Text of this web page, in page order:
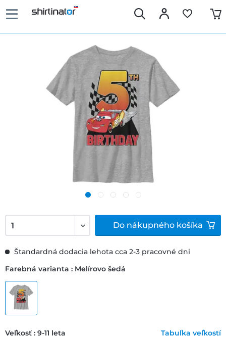
Štandardná dodacia lehota cca 2-3 pracovné dni
Farebná varianta : Melírovo šedá
Veľkosť : 9-11 leta Tabuľka veľkostí
Do nákupného košíka